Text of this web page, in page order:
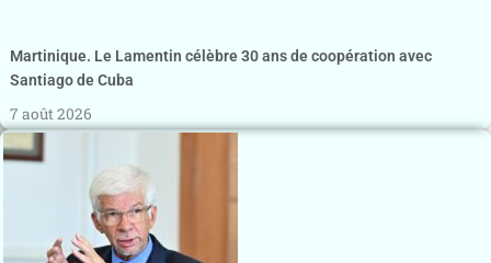
Martinique. Le Lamentin célèbre 30 ans de coopération avec
Santiago de Cuba
7 août 2026